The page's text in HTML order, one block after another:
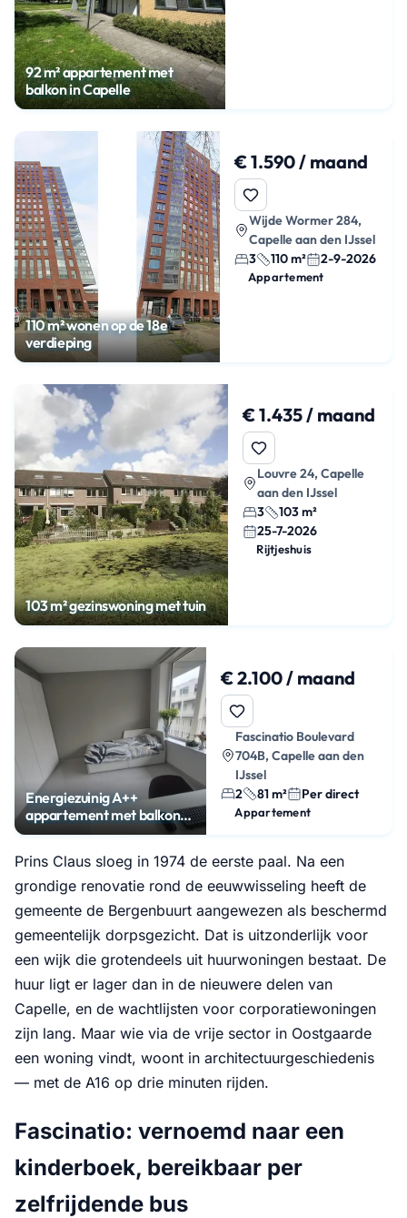
92 m² appartement met
balkon in Capelle
110 m² wonen op de 18e
verdieping
€ 1.590 / maand
Wijde Wormer 284,
Capelle aan den IJssel
3
110 m² 2-9-2026
Appartement
103 m² gezinswoning met tuin
€ 1.435 / maand
Louvre 24, Capelle
aan den IJssel
3
103 m²
25-7-2026
Rijtjeshuis
Energiezuinig A++
appartement met balkon
en parking
€ 2.100 / maand
Fascinatio Boulevard
704B, Capelle aan den
IJssel
2
81 m² Per direct
Appartement
Prins Claus sloeg in 1974 de eerste paal. Na een
grondige renovatie rond de eeuwwisseling heeft de
gemeente de Bergenbuurt aangewezen als beschermd
gemeentelijk dorpsgezicht. Dat is uitzonderlijk voor
een wijk die grotendeels uit huurwoningen bestaat. De
huur ligt er lager dan in de nieuwere delen van
Capelle, en de wachtlijsten voor corporatiewoningen
zijn lang. Maar wie via de vrije sector in Oostgaarde
een woning vindt, woont in architectuurgeschiedenis
— met de A16 op drie minuten rijden.
Fascinatio: vernoemd naar een
kinderboek, bereikbaar per
zelfrijdende bus